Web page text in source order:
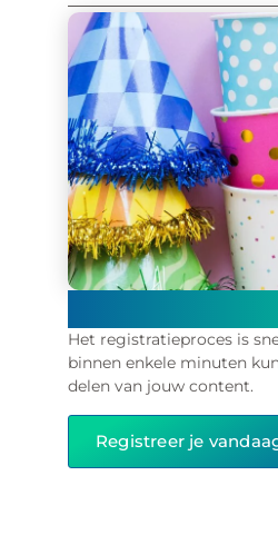
Het registratieproces is
binnen enkele minuten
delen van jouw content.
Registreer je